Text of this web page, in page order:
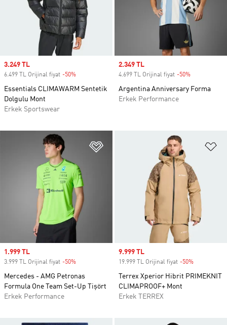
Sale price
3.249 TL
6.499 TL Orijinal fiyat -50%
Essentials CLIMAWARM Sentetik
Dolgulu Mont
Erkek Sportswear
Sale price
2.349 TL
4.699 TL Orijinal fiyat -50%
Argentina Anniversary Forma
Erkek Performance
Favori Listesine Ekle
Sale price
1.999 TL
3.999 TL Orijinal fiyat -50%
Mercedes - AMG Petronas
Formula One Team Set-Up Tişört
Erkek Performance
Sale price
9.999 TL
19.999 TL Orijinal fiyat -50%
Terrex Xperior Hibrit PRIMEKNIT
CLIMAPROOF+ Mont
Erkek TERREX